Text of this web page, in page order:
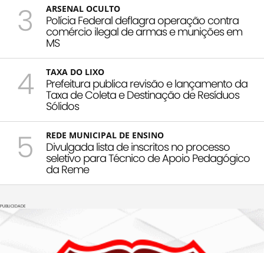
3 ARSENAL OCULTO
Polícia Federal deflagra operação contra
comércio ilegal de armas e munições em
MS
4 TAXA DO LIXO
Prefeitura publica revisão e lançamento da
Taxa de Coleta e Destinação de Resíduos
Sólidos
5 REDE MUNICIPAL DE ENSINO
Divulgada lista de inscritos no processo
seletivo para Técnico de Apoio Pedagógico
da Reme
PUBLICIDADE